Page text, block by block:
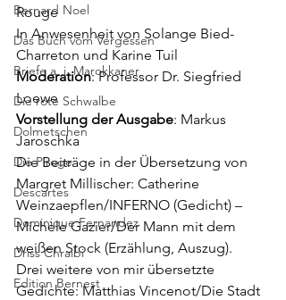
Bernard Noel
Das Buch vom Vergessen
Briefe a. j. Marokkaner
Die rote Schwalbe
Dolmetschen
Die Piroge
Descartes
Dominique Fernandez
Driss Chraibi
Edition Bernest
Rouge
In Anwesenheit von Solange Bied-
Charreton und Karine Tuil
Moderation: Professor Dr. Siegfried
Loewe
Vorstellung der Ausgabe: Markus
Jaroschka
Die Beiträge in der Übersetzung von
Margret Millischer: Catherine
Weinzaepflen/INFERNO (Gedicht) –
Michèle Gazier/Der Mann mit dem
weißen Stock (Erzählung, Auszug).
Drei weitere von mir übersetzte
Gedichte: Matthias Vincenot/Die Stadt